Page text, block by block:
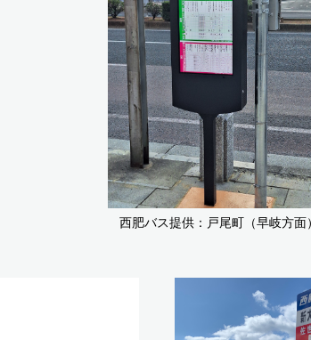
西肥バス提供：戸尾町（早岐方面